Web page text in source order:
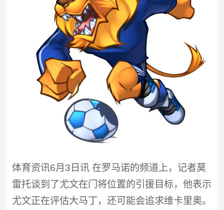
体育资讯6月3日讯 在罗马诺的频道上，记者莫
雷托谈到了尤文在门将位置的引援目标，他表示
尤文正在评估大马丁，还可能会追求维卡里奥。